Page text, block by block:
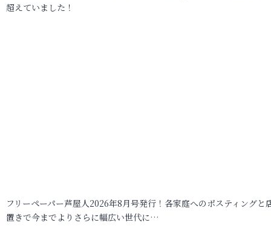
超えていました！
フリーペーパー芦屋人2026年8月号発行！各家庭へのポスティングと
置きで今までよりさらに幅広い世代に…